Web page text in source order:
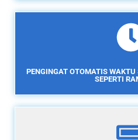
PENGINGAT OTOMATIS
SEPERTI